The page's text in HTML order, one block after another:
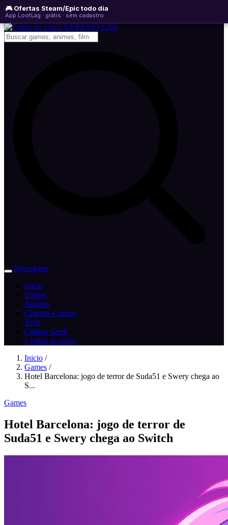
🎮 Ofertas Steam/Epic todo dia
App LootLag · grátis · sem cadastro
segunda-feira, 10 de agosto de 2026
Newsletter
CULPA DO LAG
Newsletter
Inicio
Games
Animes
Cinema e Series
Tech
Cultura Geek
// todos os posts
Inicio /
Games /
Hotel Barcelona: jogo de terror de Suda51 e Swery chega ao
S...
Games
Hotel Barcelona: jogo de terror de
Suda51 e Swery chega ao Switch